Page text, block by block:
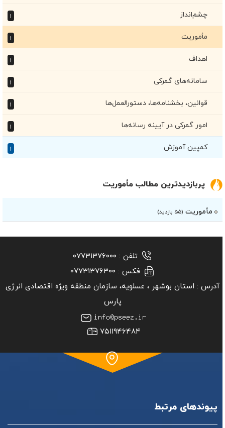
چشم‌انداز
مأموریت
اهداف
سامانه‌های گمرکی
قوانین، بخشنامه‌ها، دستورالعمل‌ها
امور گمرکی در آیینه رسانه‌ها
کمپین آموزش
پربازدیدترین مطالب مأموریت
مأموریت (۵۵ بازدید)
تلفن : ۰۷۷۳۱۳۷۶۰۰۰
فکس : ۰۷۷۳۱۳۷۶۳۰۰
آدرس : استان بوشهر ‏، عسلویه، سازمان منطقه ویژه اقتصادی انرژی
پارس
۷۵۱۱۹۴۶۴۸۴
پیوندهای مرتبط